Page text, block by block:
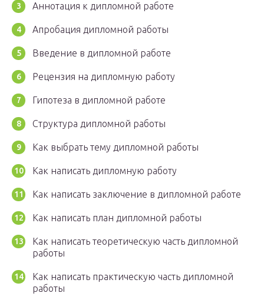
Аннотация к дипломной работе
Апробация дипломной работы
Введение в дипломной работе
Рецензия на дипломную работу
Гипотеза в дипломной работе
Структура дипломной работы
Как выбрать тему дипломной работы
Как написать дипломную работу
Как написать заключение в дипломной работе
Как написать план дипломной работы
Как написать теоретическую часть дипломной
работы
Как написать практическую часть дипломной
работы